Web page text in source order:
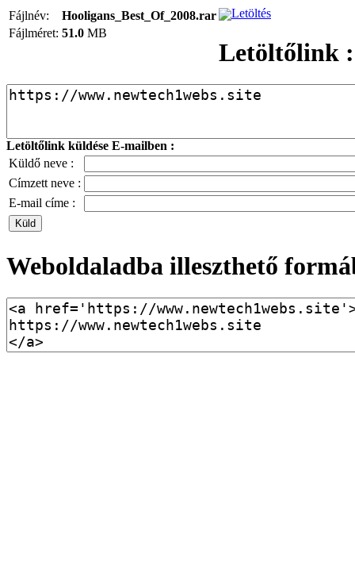
Fájlnév:
Hooligans_Best_Of_2008.rar
Fájlméret: 51.0 MB
Letöltés
Letöltőlink :
Letöltőlink küldése E-mailben :
Küldő neve :
Címzett neve :
E-mail címe :
Weboldaladba illeszthető